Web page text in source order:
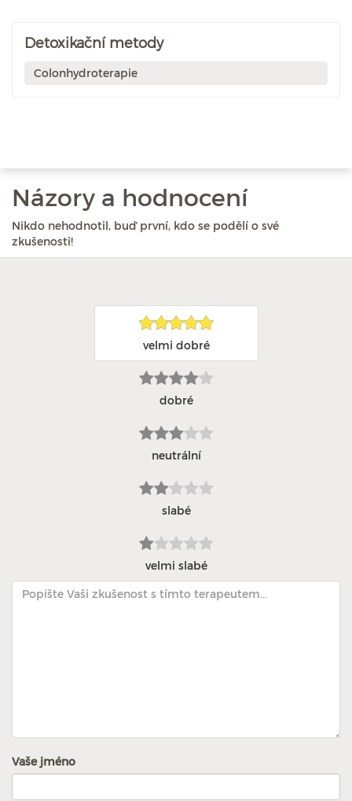
Detoxikační metody
Colonhydroterapie
Názory a hodnocení
Nikdo nehodnotil, buď první, kdo se podělí o své
zkušenosti!
velmi dobré
dobré
neutrální
slabé
velmi slabé
Vaše jméno